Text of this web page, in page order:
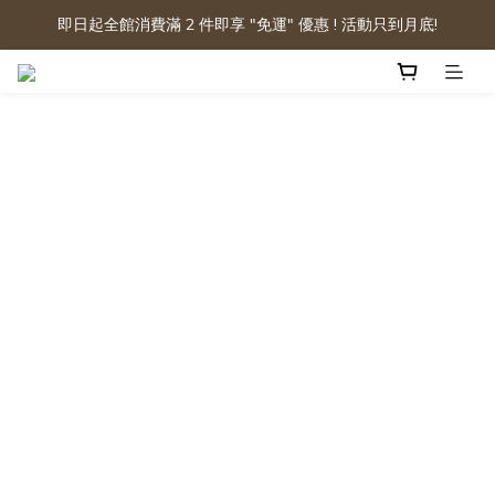
即日起全館消費滿 2 件即享 "免運" 優惠 ! 活動只到月底!